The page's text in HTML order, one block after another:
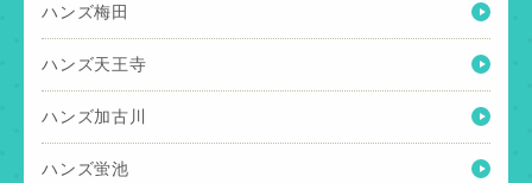
ハンズ梅田
ハンズ天王寺
ハンズ加古川
ハンズ蛍池